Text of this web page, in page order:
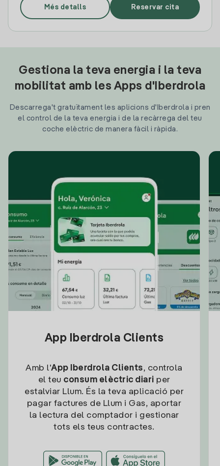
Més detalls Reservar cita
Gestiona la teva energia i la teva
mobilitat amb les Apps d'Iberdrola
Descarrega't gratuïtament les aplicions d'Iberdrola i pren
el control de la teva energia i de la recàrrega del teu
coche elèctric de manera fàcil i ràpida.
App Iberdrola Clients
Amb l'App Iberdrola Clients, controla
el teu consum elèctric diari per
estalviar Llum. És la teva aplicació per
pagar factures de Llum i Gas, aportar
la lectura del comptador i gestionar
tots els teus contractes.